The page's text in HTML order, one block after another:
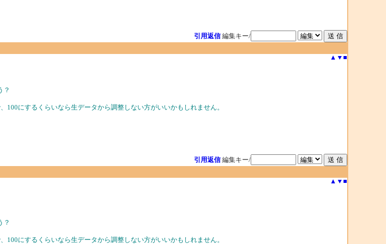
引用返信 編集キー/
▲ ▼ ■
？
にするくらいなら生データから調整しない方がいいかもしれません。
引用返信 編集キー/
▲ ▼ ■
？
にするくらいなら生データから調整しない方がいいかもしれません。